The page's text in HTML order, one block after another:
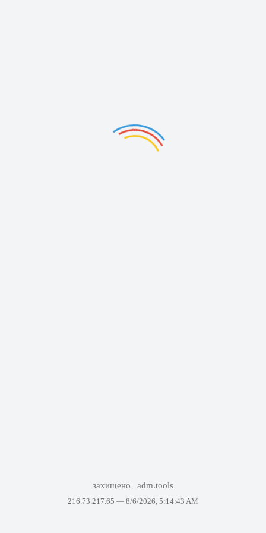
захищено adm.tools
216.73.217.65 — 8/6/2026, 5:14:43 AM